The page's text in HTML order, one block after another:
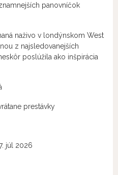
panovníčok
naživo v londýnskom West
z najsledovanejších
poslúžila ako inšpirácia
prestávky
júl 2026